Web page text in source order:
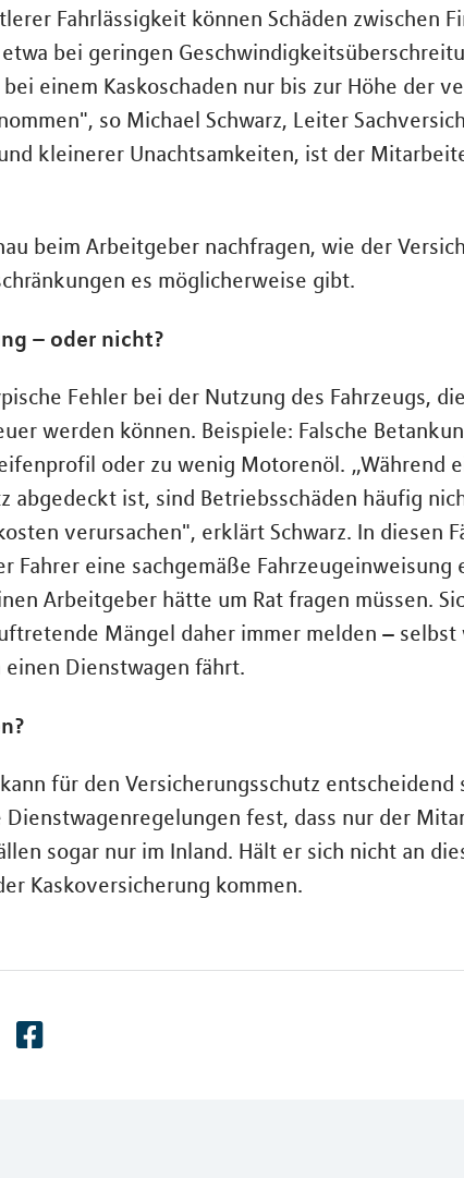
Fahrlässigkeit können Schäden zwischen
bei geringen
bei einem Kaskoschaden nur bis zur Höhe der
so Michael Schwarz, Leiter
kleinerer Unachtsamkeiten, ist der
beim Arbeitgeber nachfragen, wie der
es möglicherweise gibt.
– oder nicht?
Fehler bei der Nutzung des Fahrzeugs,
werden können. Beispiele: Falsche
oder zu wenig Motorenöl. „Während
abgedeckt ist, sind Betriebsschäden häufig
verursachen", erklärt Schwarz. In diesen
Fahrer eine sachgemäße
Arbeitgeber hätte um Rat fragen müssen.
Mängel daher immer melden – selbst
einen Dienstwagen fährt.
für den Versicherungsschutz
fest, dass nur der
sogar nur im Inland. Hält er sich nicht an
Kaskoversicherung kommen.